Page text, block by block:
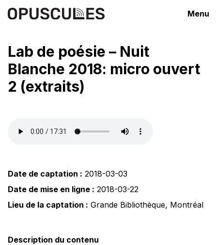
Menu
Lab de poésie – Nuit
Blanche 2018: micro ouvert
2 (extraits)
Date de captation : 2018-03-03
Date de mise en ligne : 2018-03-22
Lieu de la captation : Grande Bibliothèque, Montréal
Description du contenu